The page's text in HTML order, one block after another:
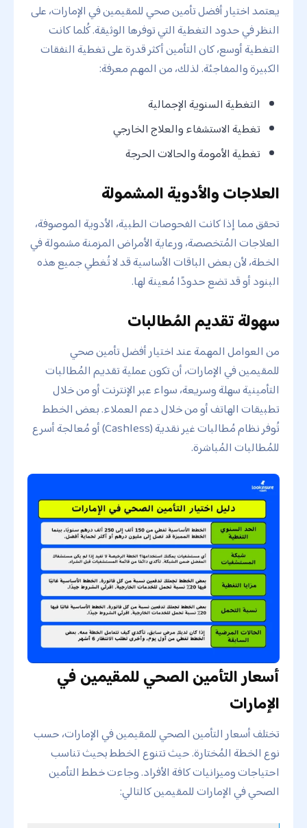
يعتمد اختيار أفضل تأمين صحي للمقيمين في الإمارات، على
النظر في حدود التغطية التي توفرها الوثيقة. كُلما كانت
التغطية أوسع، كان التأمين أكثر قدرة على تغطية النفقات
الكبيرة والمفاجئة. لذلك، من المهم معرفة:
التغطية السنوية الإجمالية
تغطية الاستشفاء والعلاج الخارجي
تغطية الأمومة والحالات الحرجة
العلاجات والأدوية المشمولة
تحقق مما إذا كانت الفحوصات الطبية، الأدوية الموصوفة،
العلاجات المُتخصصة، ورعاية الأمراض المزمنة مشمولة في
الخطة، لأن بعض الباقات الأساسية قد لا تُغطي جميع هذه
البنود أو قد تضع حدودًا مُعينة لها.
سهولة تقديم المُطالبات
من العوامل المهمة عند اختيار أفضل تأمين صحي
للمقيمين في الإمارات، أن تكون عملية تقديم المُطالبات
التأمينية سهلة وسريعة، سواء عبر الإنترنت أو من خلال
تطبيقات الهاتف أو من خلال دعم العملاء. بعض الخطط
تُوفر نظام مُطالبات غير نقدية (Cashless) أو مُعالجة أسرع
للمُطالبات المُباشرة.
أسعار التأمين الصحي للمقيمين في
الإمارات
تختلف أسعار التأمين الصحي للمقيمين في الإمارات، حسب
نوع الخطة المُختارة. حيث تتنوع الخطط بحيث تناسب
احتياجات وميزانيات كافة الأفراد. وجاءت خطط التأمين
الصحي في الإمارات للمقيمين كالتالي: